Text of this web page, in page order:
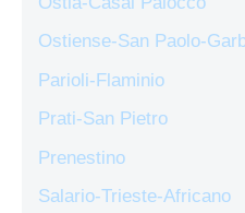
Ostiense-San Paolo-
Parioli-Flaminio
Prati-San Pietro
Prenestino
Salario-Trieste-Africano